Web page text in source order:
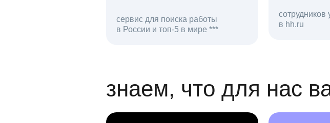
сервис для поиска работы
в России и топ-5 в мире ***
откликов на вакансии
сотрудников
в hh.ru
знаем, что для нас